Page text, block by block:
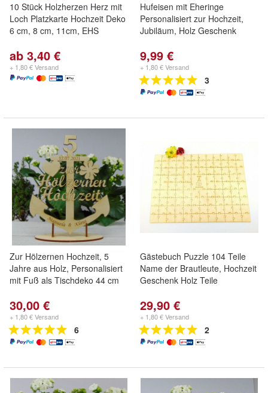
10 Stück Holzherzen Herz mit
Loch Platzkarte Hochzeit Deko
6 cm, 8 cm, 11cm, EHS
ab 3,40 €
+ 1,80 € Versand
Hufeisen mit Eheringe
Personalisiert zur Hochzeit,
Jubiläum, Holz Geschenk
9,99 €
+ 1,80 € Versand
3
Zur Hölzernen Hochzeit, 5
Jahre aus Holz, Personalisiert
mit Fuß als Tischdeko 44 cm
30,00 €
+ 1,80 € Versand
6
Gästebuch Puzzle 104 Teile
Name der Brautleute, Hochzeit
Geschenk Holz Teile
29,90 €
+ 1,80 € Versand
2